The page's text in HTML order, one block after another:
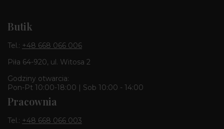
Butik
Tel.: +48 668 066 006
Piła 64-920, ul. Witosa 2
Godziny otwarcia:
Pon-Pt 10:00-18:00 | Sob 10:00 - 14:00
Pracownia
Tel.: +48 668 066 003